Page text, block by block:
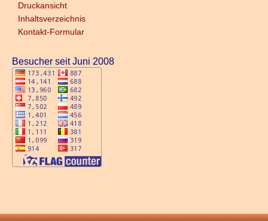
Druckansicht
Inhaltsverzeichnis
Kontakt-Formular
Besucher seit Juni 2008